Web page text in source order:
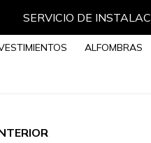
SERVICIO DE
ALFOMBRAS